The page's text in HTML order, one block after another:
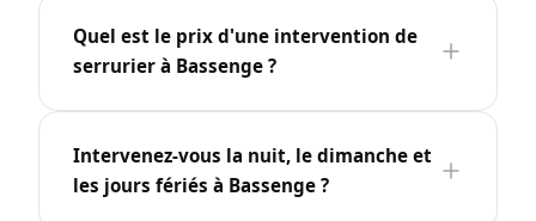
Quel est le prix d'une intervention de
serrurier à Bassenge ?
Intervenez-vous la nuit, le dimanche et
les jours fériés à Bassenge ?